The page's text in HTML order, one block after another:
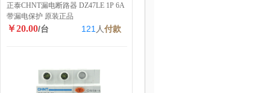
正泰CHNT漏电断路器 DZ47LE 1P 6A
带漏电保护 原装正品
￥20.00/台 121 人付款